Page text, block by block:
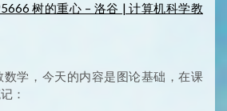
树的重心 – 洛谷 | 计算机科学教
学，今天的内容是图论基础，在课
：